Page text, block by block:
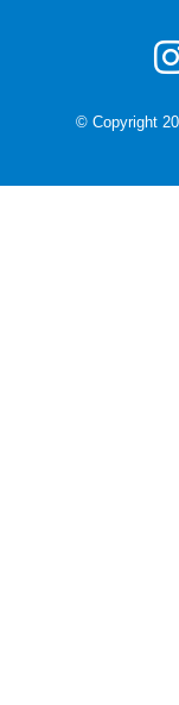
© Copyright